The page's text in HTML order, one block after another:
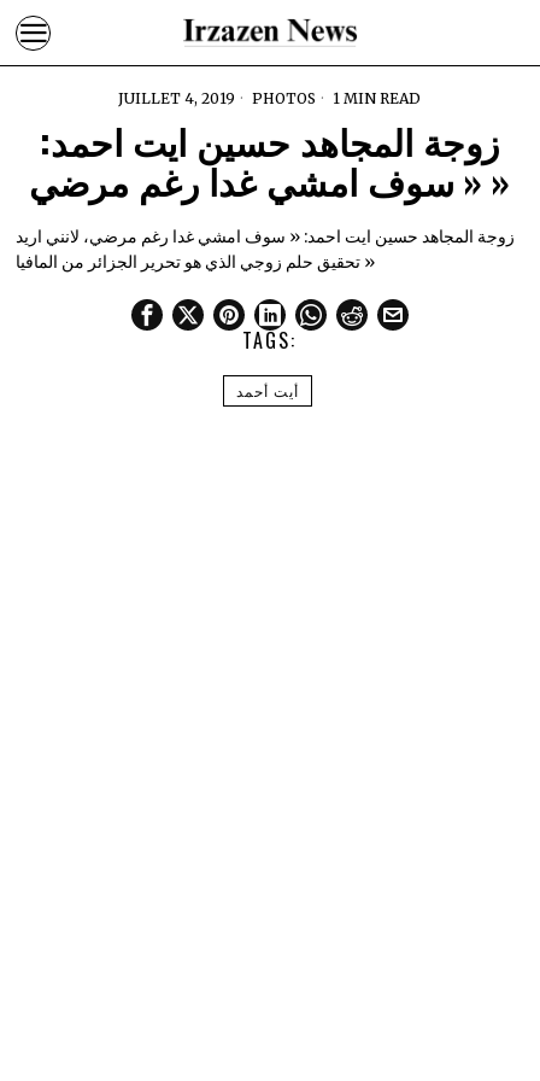
JUILLET 4, 2019 PHOTOS 1 MIN READ
زوجة المجاهد حسين ايت احمد:
« سوف امشي غدا رغم مرضي »
زوجة المجاهد حسين ايت احمد: « سوف امشي غدا رغم مرضي، لانني اريد
تحقيق حلم زوجي الذي هو تحرير الجزائر من المافيا »
TAGS:
أيت أحمد